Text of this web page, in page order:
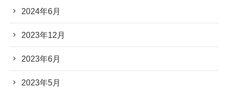
2024年6月
2023年12月
2023年6月
2023年5月